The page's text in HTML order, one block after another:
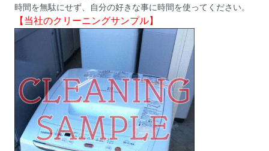
時間を無駄にせず、自分の好きな事に時間を使ってください。
【当社のクリーニングサンプル】